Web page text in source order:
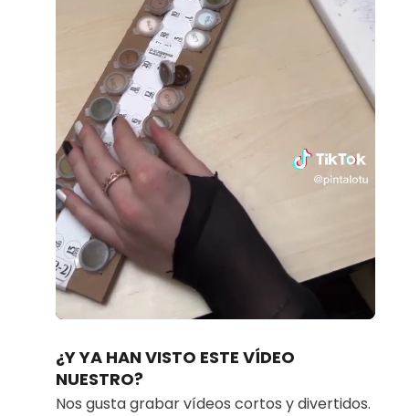
Loaded
100.00%
¿Y YA HAN VISTO ESTE VÍDEO
NUESTRO?
Nos gusta grabar vídeos cortos y divertidos.